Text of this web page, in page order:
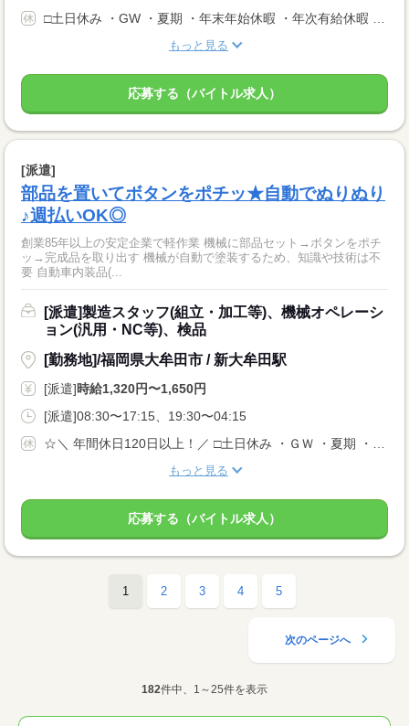
□土日休み ・GW ・夏期 ・年末年始休暇 ・年次有給休暇 ＊会社カレンダー有
もっと見る
応募する（バイトル求人）
[派遣]
部品を置いてボタンをポチッ★自動でぬりぬり
♪週払いOK◎
創業85年以上の安定企業で軽作業 機械に部品セット→ボタンをポチ
ッ→完成品を取り出す 機械が自動で塗装するため、知識や技術は不
要 自動車内装品(...
[派遣]製造スタッフ(組立・加工等)、機械オペレーシ
ョン(汎用・NC等)、検品
[勤務地]/福岡県大牟田市 / 新大牟田駅
[派遣]時給1,320円〜1,650円
[派遣]08:30〜17:15、19:30〜04:15
☆＼ 年間休日120日以上！／ □土日休み ・ＧＷ ・夏期 ・年末年始休暇 ・年次有給休暇 （長期休暇はそれぞれ9日〜10日）
もっと見る
応募する（バイトル求人）
1 2 3 4 5
次のページへ
182件中、1～25件を表示